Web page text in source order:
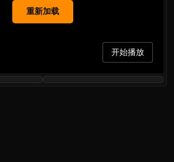
重新加载
开始播放